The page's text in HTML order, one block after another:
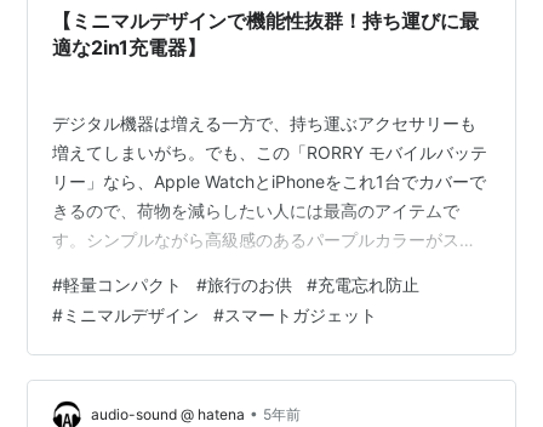
【ミニマルデザインで機能性抜群！持ち運びに最
適な2in1充電器】
デジタル機器は増える一方で、持ち運ぶアクセサリーも
増えてしまいがち。でも、この「RORRY モバイルバッテ
リー」なら、Apple WatchとiPhoneをこれ1台でカバーで
きるので、荷物を減らしたい人には最高のアイテムで
す。シンプルながら高級感のあるパープルカラーがスタ
に、ビジネスシーンでApple Watchを活用している方に
おすすめ。会議中や移動中でも手軽に充電できるので、
バッテリー残量を気にせず1日中快適に使用できます。バ
ッグやポケットに入れておけば、万が一のバッテリー切
れも即対応可能！ 【超急速充電！USB C内蔵！】RORRY
#軽量コンパクト #旅行のお供 #充電忘れ防止
#ミニマルデザイン #スマートガジェット
audio-sound @ hatena • 5年前